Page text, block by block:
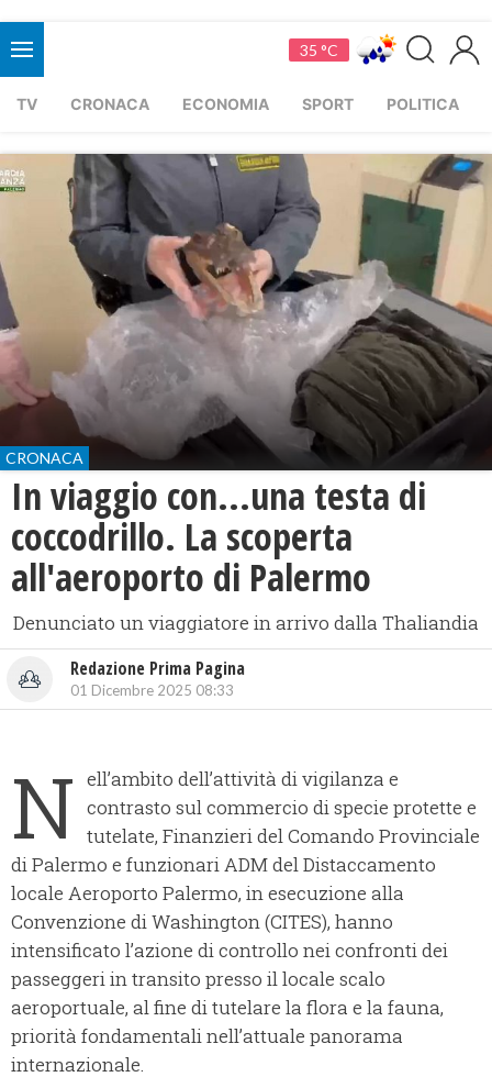
35 °C
TV CRONACA ECONOMIA SPORT POLITICA
CRONACA
In viaggio con...una testa di
coccodrillo. La scoperta
all'aeroporto di Palermo
Denunciato un viaggiatore in arrivo dalla Thaliandia
Redazione Prima Pagina
01 Dicembre 2025 08:33
N ell’ambito dell’attività di vigilanza e
contrasto sul commercio di specie protette e
tutelate, Finanzieri del Comando Provinciale
di Palermo e funzionari ADM del Distaccamento
locale Aeroporto Palermo, in esecuzione alla
Convenzione di Washington (CITES), hanno
intensificato l’azione di controllo nei confronti dei
passeggeri in transito presso il locale scalo
aeroportuale, al fine di tutelare la flora e la fauna,
priorità fondamentali nell’attuale panorama
internazionale.